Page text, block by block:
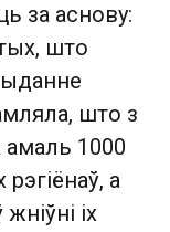
за аснову:
што
што з
амаль 1000
а
іх